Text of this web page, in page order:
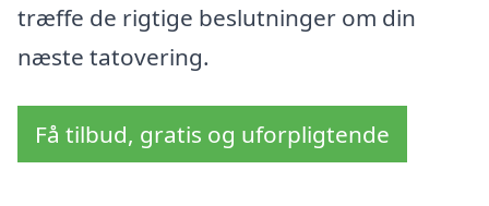
træffe de rigtige beslutninger om din
næste tatovering.
Få tilbud, gratis og uforpligtende